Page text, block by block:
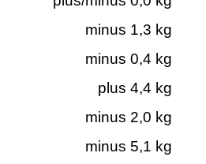
minus 1,3 kg
minus 0,4 kg
plus 4,4 kg
minus 2,0 kg
minus 5,1 kg